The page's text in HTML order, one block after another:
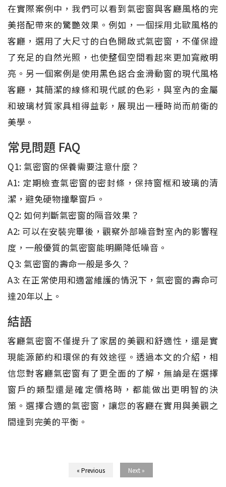
在實際案例中，我們可以看到氣密窗與客廳風格的完
美搭配帶來的驚艷效果。例如，一個採用北歐風格的
客廳，選用了大尺寸的白色開啟式氣密窗，不僅保證
了充足的自然光照，也使整個空間看起來更加寬敞明
亮。另一個案例是使用黑色鋁合金滑動窗的現代風格
客廳，其簡潔的線條和現代感的色彩，與室內的金屬
和玻璃材質家具相得益彰，展現出一種時尚而前衛的
美學。
常見問題 FAQ
Q1: 氣密窗的保養需要注意什麼？
A1: 定期檢查氣密窗的密封條，保持窗框和玻璃的清
潔，避免硬物撞擊窗戶。
Q2: 如何判斷氣密窗的隔音效果？
A2: 可以在安裝完畢後，觀察外部噪音對室內的影響程
度，一般優質的氣密窗能明顯降低噪音。
Q3: 氣密窗的壽命一般是多久？
A3: 在正常使用和適當維護的情況下，氣密窗的壽命可
達20年以上。
結語
客廳氣密窗不僅提升了家居的美觀和舒適性，還是實
現能源節約和環保的有效途徑。透過本文的介紹，相
信您對客廳氣密窗有了更全面的了解，無論是在選擇
窗戶的類型還是確定價格時，都能做出更明智的決
策。選擇合適的氣密窗，讓您的客廳在實用與美觀之
間達到完美的平衡。
« Previous Next »